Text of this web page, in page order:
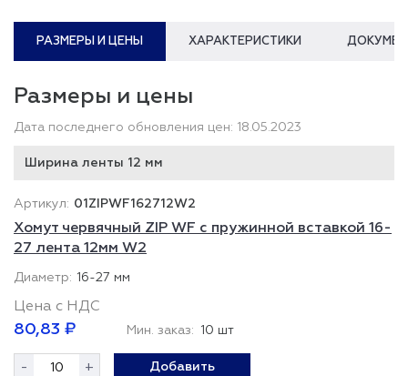
РАЗМЕРЫ И ЦЕНЫ ХАРАКТЕРИСТИКИ
Размеры и цены
Дата последнего обновления цен: 18.05.2023
Ширина ленты 12 мм
01ZIPWF162712W2
Хомут червячный ZIP WF с пружинной вставкой 16-
27 лента 12мм W2
16-27 мм
Цена с НДС
80,83 ₽ Мин. заказ: 10 шт
- + Добавить